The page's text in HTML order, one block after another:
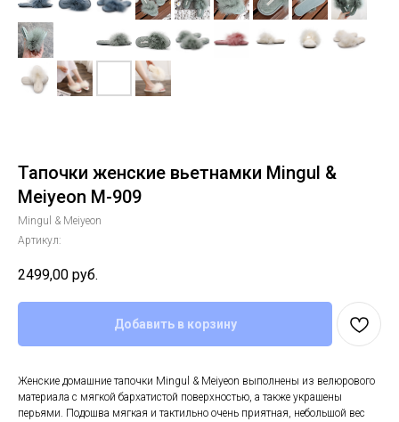
Тапочки женские вьетнамки Mingul &
Meiyeon M-909
Mingul & Meiyeon
Артикул:
2499,00 руб.
Добавить в корзину
Женские домашние тапочки Mingul & Meiyeon выполнены из велюрового
материала с мягкой бархатистой поверхностью, а также украшены
перьями. Подошва мягкая и тактильно очень приятная, небольшой вес